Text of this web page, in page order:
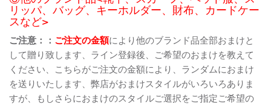
リッパ、バッグ、キーホルダー、財布、カードケー
スなど>
ご注意：： ご注文の金額により他のブランド品全部おまけと
して贈り致します、ライン登録後、ご希望のおまけを教えて
ください、こちらがご注文の金額により、ランダムにおまけ
を送りいたします、弊店がおまけスタイルがいろいろありま
すが、もしさらにおまけのスタイルご選択をご指定ご希望の